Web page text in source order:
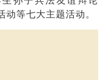
动等七大主题活动。